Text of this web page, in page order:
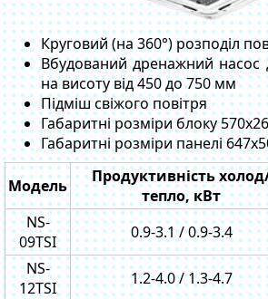
Круговий (на 360°) розподіл
Вбудований дренажний насос
на висоту від 450 до 750 мм
Підміш свіжого повітря
Габаритні розміри блоку
Габаритні розміри панелі
Модель
Продуктивність
тепло, кВт
NS-
09TSI
0.9-3.1 / 0.9-3.4
NS-
12TSI
1.2-4.0 / 1.3-4.7